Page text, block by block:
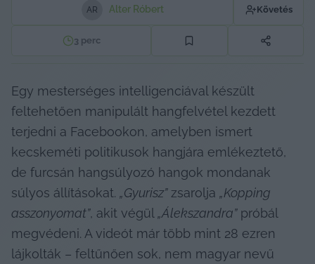
AR Alter Róbert Követés
3 perc
Egy mesterséges intelligenciával készült
feltehetően manipulált hangfelvétel kezdett
terjedni a Facebookon, amelyben ismert
kecskeméti politikusok hangjára emlékeztető,
de furcsán hangsúlyozó hangok mondanak
súlyos állításokat. „Gyurisz” zsarolja „Kopping
asszonyomat”, akit végül „Álekszandra” próbál
megvédeni. A videót már több mint 28 ezren
lájkolták – feltűnően sok, nem magyar nevű